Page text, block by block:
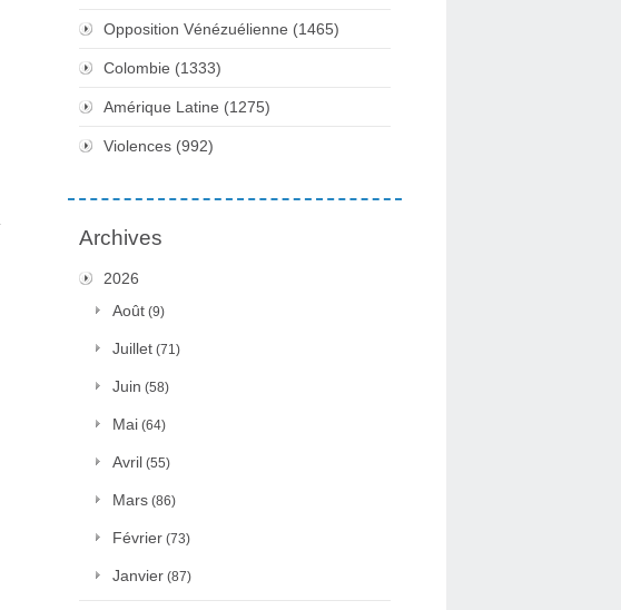
Opposition Vénézuélienne (1465)
Colombie (1333)
Amérique Latine (1275)
Violences (992)
Archives
2026
Août (9)
Juillet (71)
Juin (58)
Mai (64)
Avril (55)
Mars (86)
Février (73)
Janvier (87)